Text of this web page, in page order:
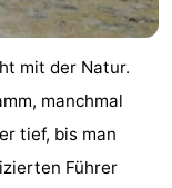
mit der Natur.
manchmal
tief, bis man
Führer